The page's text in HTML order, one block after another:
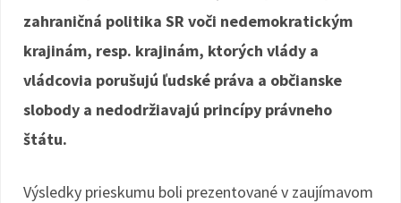
zahraničná politika SR voči nedemokratickým
krajinám, resp. krajinám, ktorých vlády a
vládcovia porušujú ľudské práva a občianske
slobody a nedodržiavajú princípy právneho
štátu.
Výsledky prieskumu boli prezentované v zaujímavom